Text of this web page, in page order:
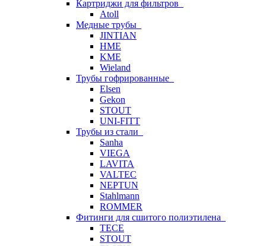
Картриджи для фильтров
Atoll
Медные трубы
JINTIAN
HME
KME
Wieland
Трубы гофрированные
Elsen
Gekon
STOUT
UNI-FITT
Трубы из стали
Sanha
VIEGA
LAVITA
VALTEC
NEPTUN
Stahlmann
ROMMER
Фитинги для сшитого полиэтилена
TECE
STOUT